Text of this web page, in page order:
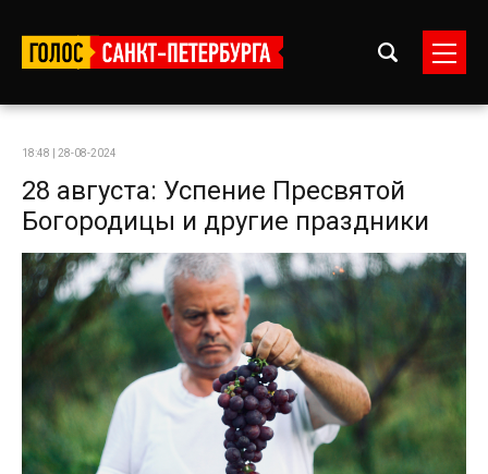
18:48 | 28-08-2024
28 августа: Успение Пресвятой
Богородицы и другие праздники